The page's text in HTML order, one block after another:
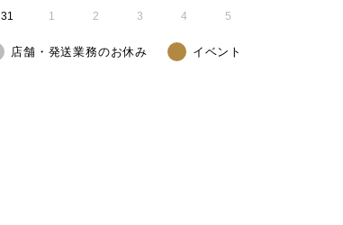
31 1 2 3 4 5
店舗・発送業務のお休み イベント